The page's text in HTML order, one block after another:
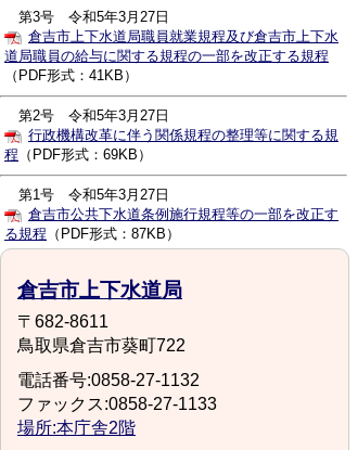
第3号 令和5年3月27日
倉吉市上下水道局職員就業規程及び倉吉市上下水
道局職員の給与に関する規程の一部を改正する規程
（PDF形式：41KB）
第2号 令和5年3月27日
行政機構改革に伴う関係規程の整理等に関する規
程 （PDF形式：69KB）
第1号 令和5年3月27日
倉吉市公共下水道条例施行規程等の一部を改正す
る規程 （PDF形式：87KB）
倉吉市上下水道局
〒682-8611
鳥取県倉吉市葵町722
電話番号:0858-27-1132
ファックス:0858-27-1133
場所:本庁舎2階